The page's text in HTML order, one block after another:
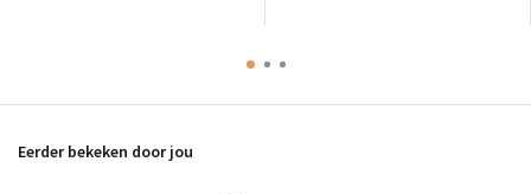
Eerder bekeken door jou